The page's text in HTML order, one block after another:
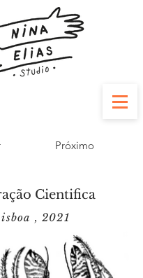
Próximo
Cientifica
, 2021